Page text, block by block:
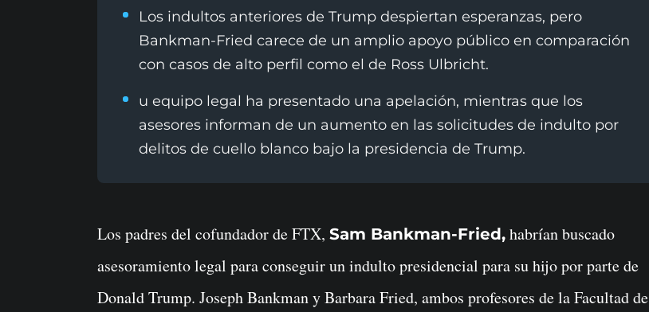
Los indultos anteriores de Trump despiertan esperanzas, pero
Bankman-Fried carece de un amplio apoyo público en comparación
con casos de alto perfil como el de Ross Ulbricht.
u equipo legal ha presentado una apelación, mientras que los
asesores informan de un aumento en las solicitudes de indulto por
delitos de cuello blanco bajo la presidencia de Trump.
Los padres del cofundador de FTX, Sam Bankman-Fried, habrían buscado
asesoramiento legal para conseguir un indulto presidencial para su hijo por parte de
Donald Trump. Joseph Bankman y Barbara Fried, ambos profesores de la Facultad de